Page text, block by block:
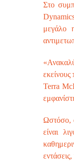
Στο
μεγάλο
Terra
Ωστόσο,
είναι